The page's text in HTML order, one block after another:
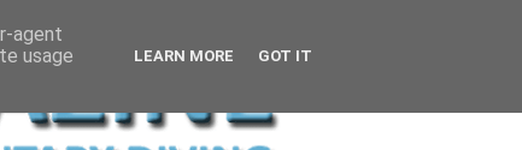
agent
usage
LEARN MORE GOT IT